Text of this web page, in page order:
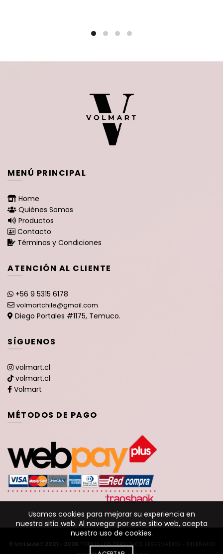
MENÚ PRINCIPAL
Home
Quiénes Somos
Productos
Contacto
Términos y Condiciones
ATENCIÓN AL CLIENTE
+56 9 5315 6178
volmartchile@gmail.com
Diego Portales #1175, Temuco.
SÍGUENOS
volmart.cl
volmart.cl
Volmart
MÉTODOS DE PAGO
© VOLMART 2021 - 2026 TODOS LOS DERECHOS RESERVADOS - DISEÑADO
Usamos cookies para mejorar su experiencia en
nuestro sitio web. Al navegar por este sitio web, acepta
nuestro uso de cookies.